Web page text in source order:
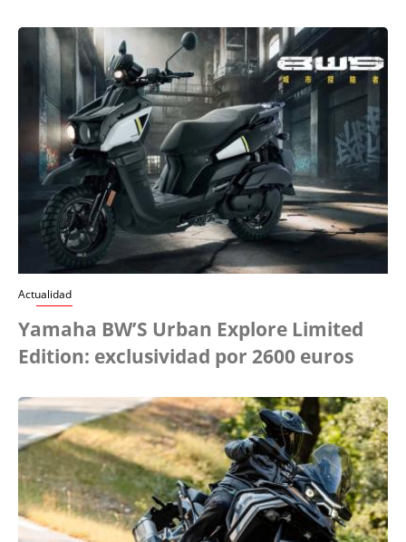
Actualidad
Yamaha BW’S Urban Explore Limited
Edition: exclusividad por 2600 euros